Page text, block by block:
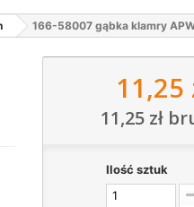
166-58007 gąbka klamry
11,25
11,25 zł
Ilość sztuk